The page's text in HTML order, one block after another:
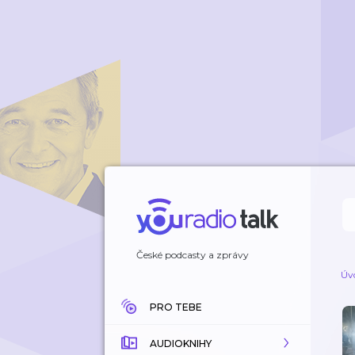
České podcasty a zprávy
PRO TEBE
AUDIOKNIHY